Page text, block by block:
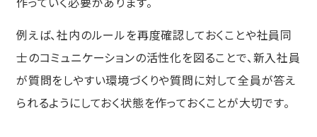
例えば、社内のルールを再度確認しておくことや社員同
士のコミュニケーションの活性化を図ることで、新入社員
が質問をしやすい環境づくりや質問に対して全員が答え
られるようにしておく状態を作っておくことが大切です。